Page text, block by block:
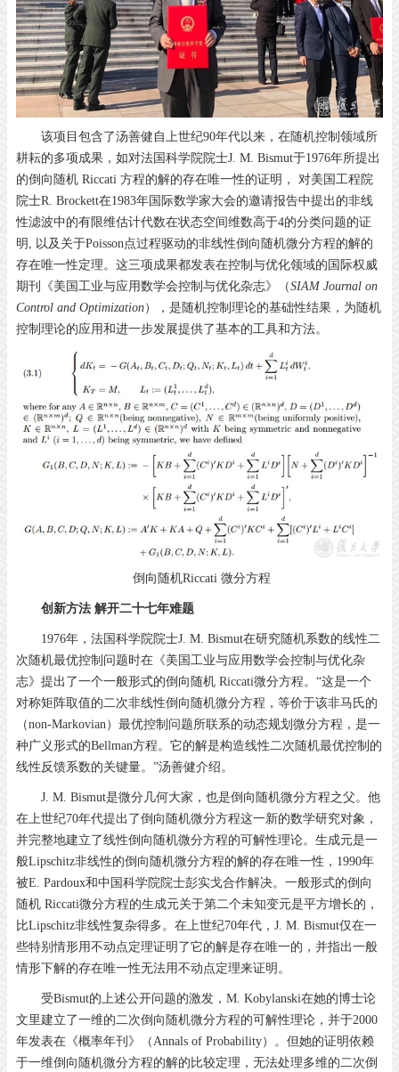
该项目包含了汤善健自上世纪90年代以来，在随机控制领域所
耕耘的多项成果，如对法国科学院院士J. M. Bismut于1976年所提出
的倒向随机 Riccati 方程的解的存在唯一性的证明， 对美国工程院
院士R. Brockett在1983年国际数学家大会的邀请报告中提出的非线
性滤波中的有限维估计代数在状态空间维数高于4的分类问题的证
明, 以及关于Poisson点过程驱动的非线性倒向随机微分方程的解的
存在唯一性定理。这三项成果都发表在控制与优化领域的国际权威
期刊《美国工业与应用数学会控制与优化杂志》（SIAM Journal on
Control and Optimization），是随机控制理论的基础性结果，为随机
控制理论的应用和进一步发展提供了基本的工具和方法。
倒向随机Riccati 微分方程
创新方法 解开二十七年难题
1976年，法国科学院院士J. M. Bismut在研究随机系数的线性二
次随机最优控制问题时在《美国工业与应用数学会控制与优化杂
志》提出了一个一般形式的倒向随机 Riccati微分方程。“这是一个
对称矩阵取值的二次非线性倒向随机微分方程，等价于该非马氏的
（non-Markovian）最优控制问题所联系的动态规划微分方程，是一
种广义形式的Bellman方程。它的解是构造线性二次随机最优控制的
线性反馈系数的关键量。”汤善健介绍。
J. M. Bismut是微分几何大家，也是倒向随机微分方程之父。他
在上世纪70年代提出了倒向随机微分方程这一新的数学研究对象，
并完整地建立了线性倒向随机微分方程的可解性理论。生成元是一
般Lipschitz非线性的倒向随机微分方程的解的存在唯一性，1990年
被E. Pardoux和中国科学院院士彭实戈合作解决。一般形式的倒向
随机 Riccati微分方程的生成元关于第二个未知变元是平方增长的，
比Lipschitz非线性复杂得多。在上世纪70年代，J. M. Bismut仅在一
些特别情形用不动点定理证明了它的解是存在唯一的，并指出一般
情形下解的存在唯一性无法用不动点定理来证明。
受Bismut的上述公开问题的激发，M. Kobylanski在她的博士论
文里建立了一维的二次倒向随机微分方程的可解性理论，并于2000
年发表在《概率年刊》（Annals of Probability）。但她的证明依赖
于一维倒向随机微分方程的解的比较定理，无法处理多维的二次倒